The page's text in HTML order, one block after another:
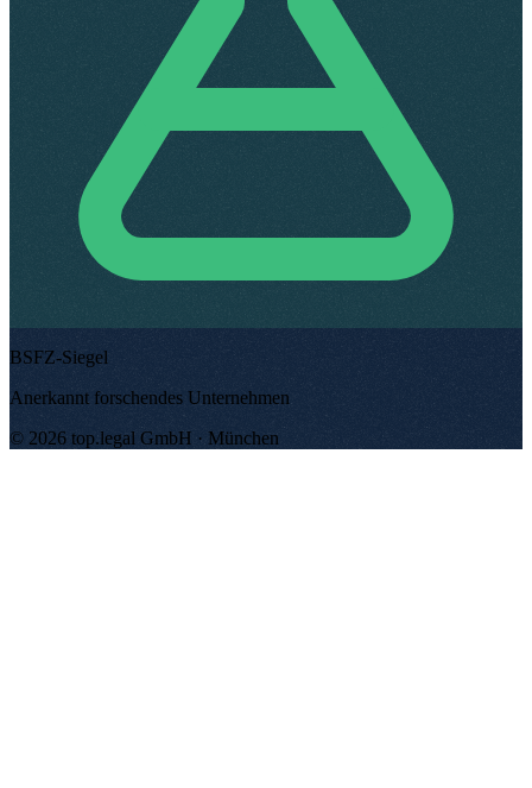
BSFZ-Siegel
Anerkannt forschendes Unternehmen
© 2026 top.legal GmbH · München